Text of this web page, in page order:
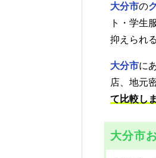
大分市の
ト・学生
抑えられ
大分市に
店、地元
て比較し
大分市